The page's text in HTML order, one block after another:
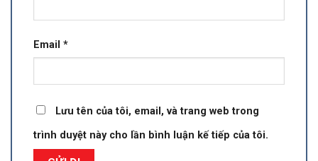
Email *
Lưu tên của tôi, email, và trang web trong
trình duyệt này cho lần bình luận kế tiếp của tôi.